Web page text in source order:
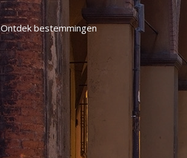
Ontdek bestemmingen